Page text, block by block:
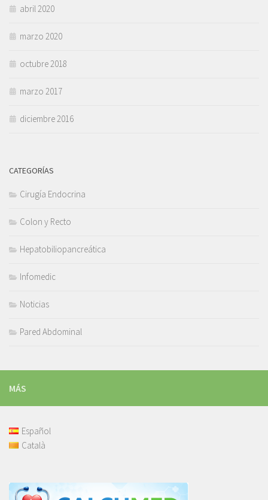
abril 2020
marzo 2020
octubre 2018
marzo 2017
diciembre 2016
CATEGORÍAS
Cirugía Endocrina
Colon y Recto
Hepatobiliopancreática
Infomedic
Noticias
Pared Abdominal
MÁS
Español
Català